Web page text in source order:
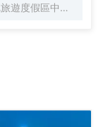
遊度假區中間
國際旅遊度假
到達地鐵2號
奧特萊斯購物
的中端連鎖品